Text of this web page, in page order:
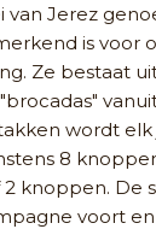
van Jerez
is voor
Ze bestaat
wordt elk
8
knoppen. De
voort